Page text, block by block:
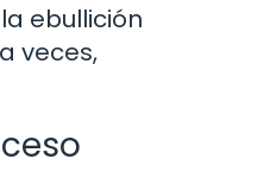
ebullición
veces,